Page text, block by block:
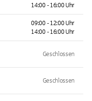
14:00 - 16:00 Uhr
09:00 - 12:00 Uhr
14:00 - 16:00 Uhr
Geschlossen
Geschlossen